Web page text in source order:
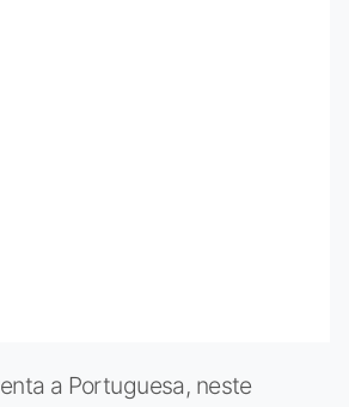
a Portuguesa, neste